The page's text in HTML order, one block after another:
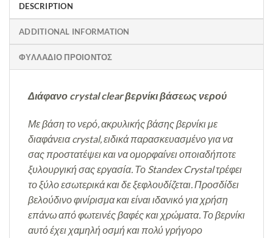
DESCRIPTION
ADDITIONAL INFORMATION
ΦΥΛΛΑΔΙΟ ΠΡΟΙΟΝΤΟΣ
Διάφανο crystal clear βερνίκι βάσεως νερού
Με βάση το νερό, ακρυλικής βάσης βερνίκιμε
διαφάνεια crystal, ειδικά παρασκευασμένο για να
σας προστατέψει και να ομορφαίνει οποιαδήποτε
ξυλουργική σας εργασία. Το Standex Crystal τρέφει
το ξύλο εσωτερικά και δε ξεφλουδίζεται. Προσδίδει
βελούδινο φινίρισμα και είναι ιδανικό για χρήση
επάνω από φωτεινές βαφές και χρώματα. Το βερνίκι
αυτό έχει χαμηλή οσμή και πολύ γρήγορο